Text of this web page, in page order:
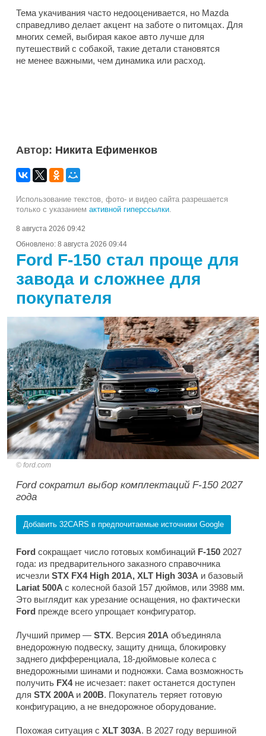
Тема укачивания часто недооценивается, но Mazda
справедливо делает акцент на заботе о питомцах. Для
многих семей, выбирая какое авто лучше для
путешествий с собакой, такие детали становятся
не менее важными, чем динамика или расход.
Автор: Никита Ефименков
Использование текстов, фото- и видео сайта разрешается
только с указанием активной гиперссылки.
8 августа 2026 09:42
Обновлено: 8 августа 2026 09:44
Ford F-150 стал проще для
завода и сложнее для
покупателя
ford.com
Ford сократил выбор комплектаций F-150 2027
года
Добавить 32CARS в предпочитаемые источники Google
Ford сокращает число готовых комбинаций F-150 2027
года: из предварительного заказного справочника
исчезли STX FX4 High 201A, XLT High 303A и базовый
Lariat 500A с колесной базой 157 дюймов, или 3988 мм.
Это выглядит как урезание оснащения, но фактически
Ford прежде всего упрощает конфигуратор.
Лучший пример — STX. Версия 201A объединяла
внедорожную подвеску, защиту днища, блокировку
заднего дифференциала, 18-дюймовые колеса с
внедорожными шинами и подножки. Сама возможность
получить FX4не исчезает: пакет останется доступен
для STX 200A и 200B. Покупатель теряет готовую
конфигурацию, а не внедорожное оборудование.
Похожая ситуация с XLT 303A. В 2027 году вершиной